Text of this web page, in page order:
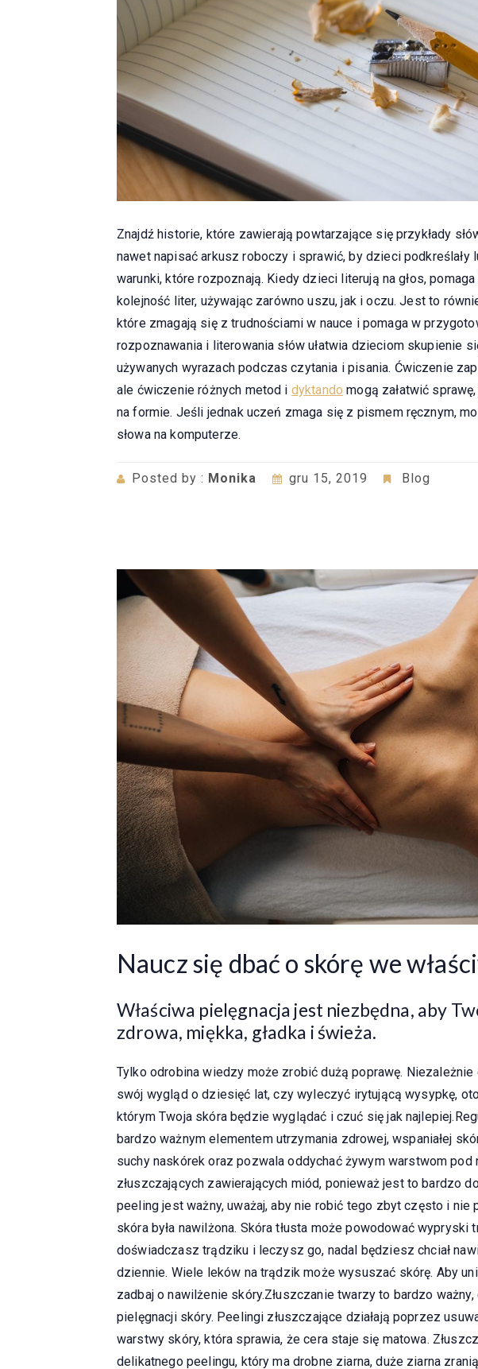
Znajdź historie, które zawierają powtarzające się przykłady
nawet napisać arkusz roboczy i sprawić, by dzieci podkreślały
warunki, które rozpoznają. Kiedy dzieci literują na głos,
kolejność liter, używając zarówno uszu, jak i oczu. Jest to
które zmagają się z trudnościami w nauce i pomaga w
rozpoznawania i literowania słów ułatwia dzieciom skupienie
używanych wyrazach podczas czytania i pisania. Ćwiczenie
ale ćwiczenie różnych metod i dyktando mogą załatwić
na formie. Jeśli jednak uczeń zmaga się z pismem ręcznym,
słowa na komputerze.
Posted by : Monika gru 15, 2019 Blog
Naucz się dbać o skórę we
Właściwa pielęgnacja jest niezbędna, aby
zdrowa, miękka, gładka i świeża.
Tylko odrobina wiedzy może zrobić dużą poprawę.
swój wygląd o dziesięć lat, czy wyleczyć irytującą wysypkę,
którym Twoja skóra będzie wyglądać i czuć się jak
bardzo ważnym elementem utrzymania zdrowej, wspaniałej
suchy naskórek oraz pozwala oddychać żywym warstwom pod
złuszczających zawierających miód, ponieważ jest to bardzo
peeling jest ważny, uważaj, aby nie robić tego zbyt często i nie
skóra była nawilżona. Skóra tłusta może powodować
doświadczasz trądziku i leczysz go, nadal będziesz chciał
dziennie. Wiele leków na trądzik może wysuszać skórę. Aby
zadbaj o nawilżenie skóry.Złuszczanie twarzy to bardzo
pielęgnacji skóry. Peelingi złuszczające działają poprzez
warstwy skóry, która sprawia, że ​​cera staje się matowa.
delikatnego peelingu, który ma drobne ziarna, duże ziarna